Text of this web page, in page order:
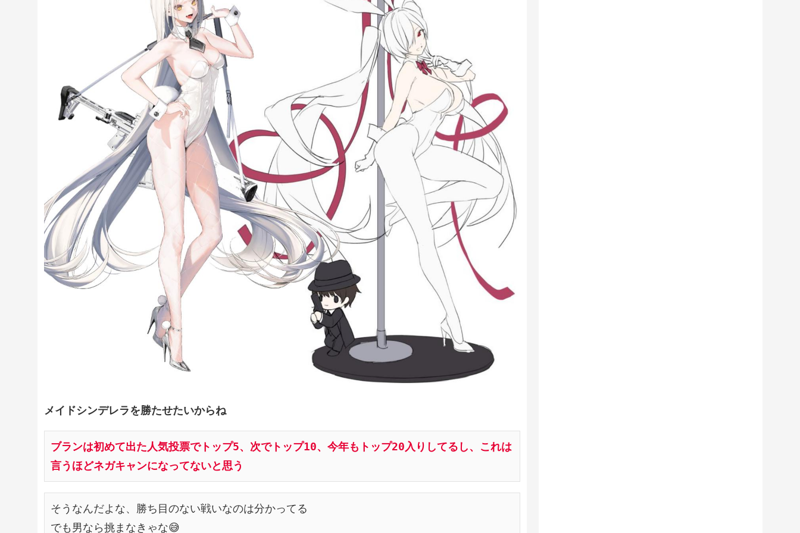
メイドシンデレラを勝たせたいからね
ブランは初めて出た人気投票でトップ5、次でトップ10、今年もトップ20入りしてるし、これは
言うほどネガキャンになってないと思う
そうなんだよな、勝ち目のない戦いなのは分かってる
でも男なら挑まなきゃな😅